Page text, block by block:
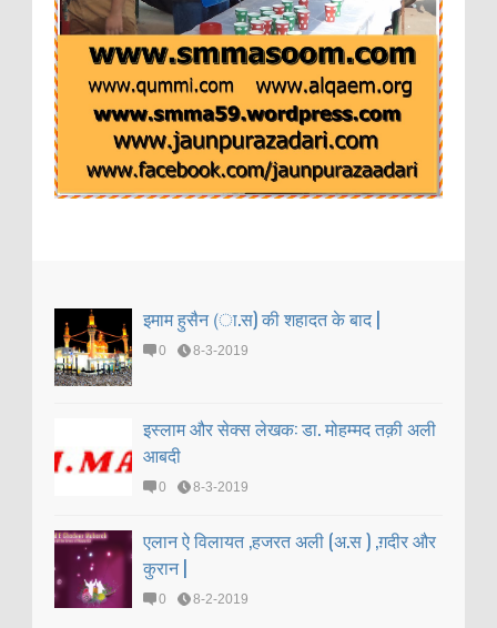
इमाम हुसैन (ा.स) की शहादत के बाद |
0 8-3-2019
इस्लाम और सेक्स लेखक: डा. मोहम्मद तक़ी अली
आबदी
0 8-3-2019
एलान ऐ विलायत ,हजरत अली (अ.स ) ,ग़दीर और
कुरान |
0 8-2-2019